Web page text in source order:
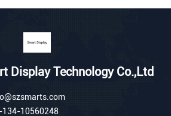
Display Technology Co.,Ltd
134-10560248